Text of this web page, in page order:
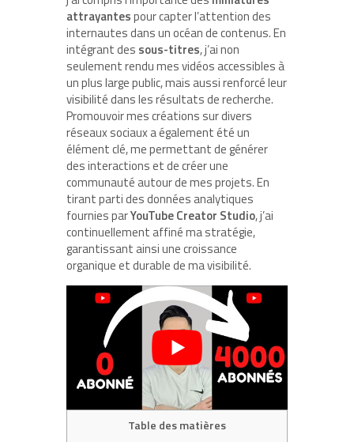
attrayantespour capter l’attention des
internautes dans un océan de contenus. En
intégrant des sous-titres, j’ai non
seulement rendu mes vidéos accessibles à
un plus large public, mais aussi renforcé leur
visibilité dans les résultats de recherche.
Promouvoir mes créations sur divers
réseaux sociaux a également été un
élément clé, me permettant de générer
des interactions et de créer une
communauté autour de mes projets. En
tirant parti des données analytiques
fournies parYouTube Creator Studio, j’ai
continuellement affiné ma stratégie,
garantissant ainsi une croissance
organique et durable de ma visibilité.
Table des matières